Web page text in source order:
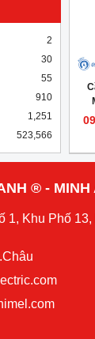
2
30
55
910
1,251
523,566
® - MINH
Khu Phố